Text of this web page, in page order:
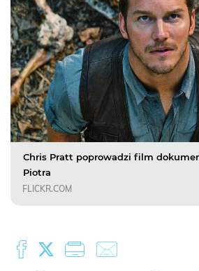
Chris Pratt poprowadzi film
Piotra
FLICKR.COM